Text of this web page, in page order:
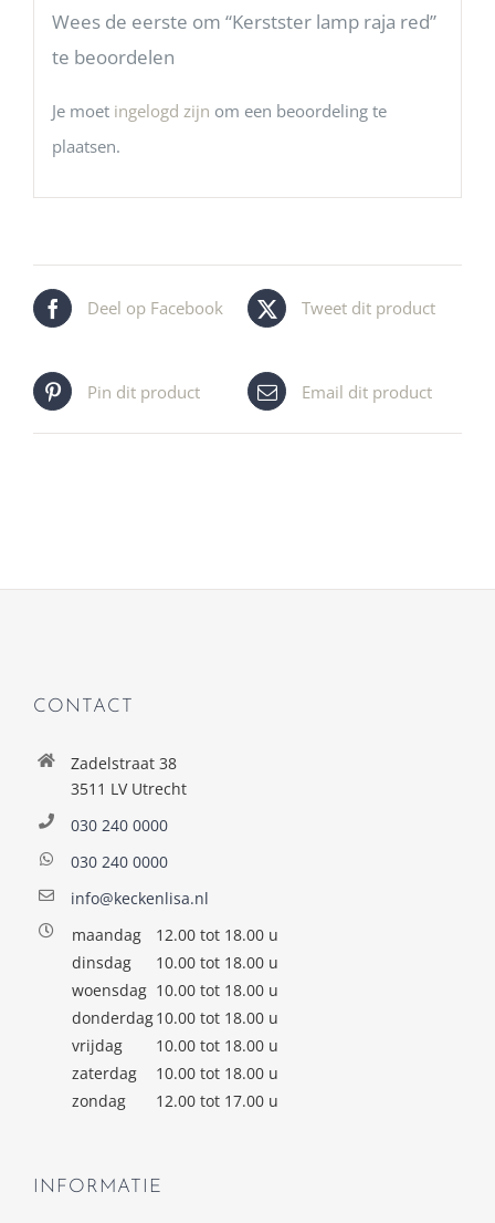
Wees de eerste om “Kerstster lamp raja red”
te beoordelen
Je moet ingelogd zijn om een beoordeling te
plaatsen.
Deel op Facebook Tweet dit product
Pin dit product Email dit product
CONTACT
Zadelstraat 38
3511 LV Utrecht
030 240 0000
030 240 0000
info@keckenlisa.nl
maandag
12.00 tot 18.00 u
dinsdag
10.00 tot 18.00 u
woensdag 10.00 tot 18.00 u
donderdag10.00 tot 18.00 u
vrijdag
10.00 tot 18.00 u
zaterdag
10.00 tot 18.00 u
zondag
12.00 tot 17.00 u
INFORMATIE